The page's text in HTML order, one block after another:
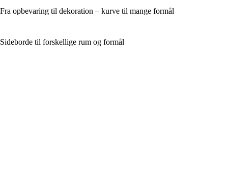
Fra opbevaring til dekoration – kurve til mange formål
Sideborde til forskellige rum og formål